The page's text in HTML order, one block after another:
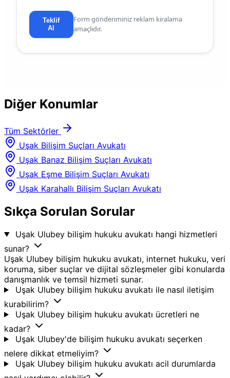
Teklif
Al
Form gönderiminiz reklam kiralama
amaçlıdır.
Diğer Konumlar
Tüm Sektörler
Uşak Bilişim Suçları Avukatı
Uşak Banaz Bilişim Suçları Avukatı
Uşak Eşme Bilişim Suçları Avukatı
Uşak Karahallı Bilişim Suçları Avukatı
Sıkça Sorulan Sorular
Uşak Ulubey bilişim hukuku avukatı hangi hizmetleri
sunar?
Uşak Ulubey bilişim hukuku avukatı, internet hukuku, veri
koruma, siber suçlar ve dijital sözleşmeler gibi konularda
danışmanlık ve temsil hizmeti sunar.
Uşak Ulubey bilişim hukuku avukatı ile nasıl iletişim
kurabilirim?
Uşak Ulubey bilişim hukuku avukatı ücretleri ne
kadar?
Uşak Ulubey'de bilişim hukuku avukatı seçerken
nelere dikkat etmeliyim?
Uşak Ulubey bilişim hukuku avukatı acil durumlarda